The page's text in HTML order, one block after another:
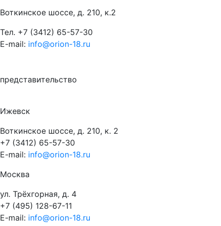
Воткинское шоссе, д. 210, к.2
Тел. +7 (3412) 65-57-30
E-mail: info@orion-18.ru
представительство
Ижевск
Воткинское шоссе, д. 210, к. 2
+7 (3412) 65-57-30
E-mail: info@orion-18.ru
Москва
ул. Трёхгорная, д. 4
+7 (495) 128-67-11
E-mail: info@orion-18.ru